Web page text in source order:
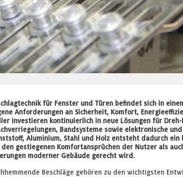
für Fenster und Türen befindet sich in
Anforderungen an Sicherheit, Komfort,
investieren kontinuierlich in neue Lösungen für Dreh-
Bandsysteme sowie elektronische
Aluminium, Stahl und Holz entsteht dadurch
den gestiegenen Komfortansprüchen der Nutzer als
moderner Gebäude gerecht wird.
Beschläge gehören zu den wichtigsten